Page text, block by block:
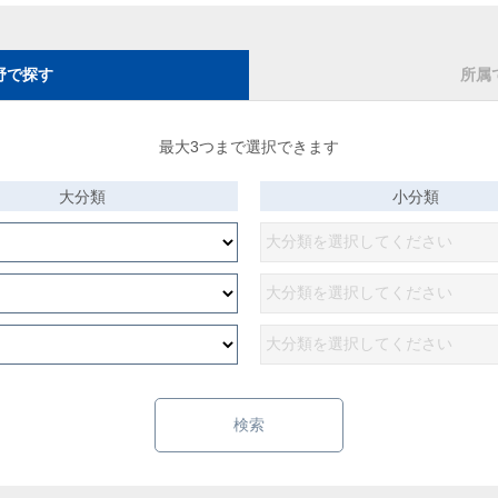
で探す 所属
最大3つまで選択できます
大分類 小分類
検索